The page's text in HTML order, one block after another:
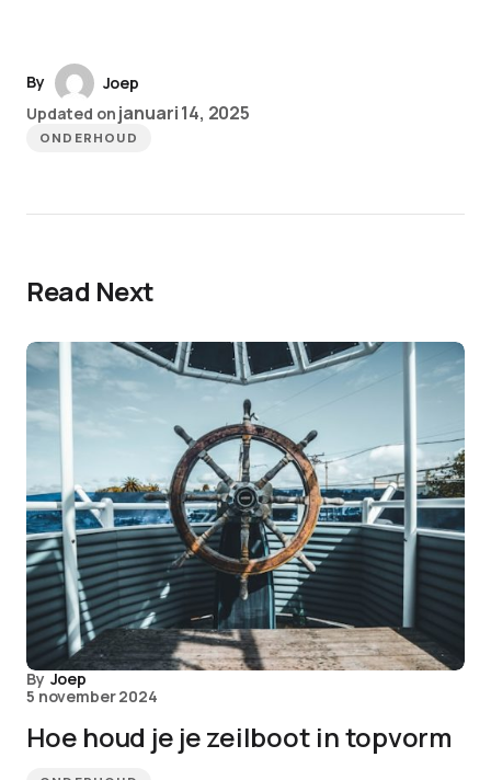
By
Joep
Updated on januari 14, 2025
ONDERHOUD
Read Next
By Joep
5 november 2024
Hoe houd je je zeilboot in topvorm